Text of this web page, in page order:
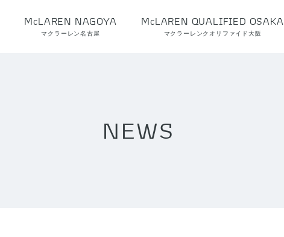
McLAREN NAGOYA
マクラーレン名古屋
McLAREN QUALIFIED OSAKA
マクラーレンクオリファイド大阪
NEWS